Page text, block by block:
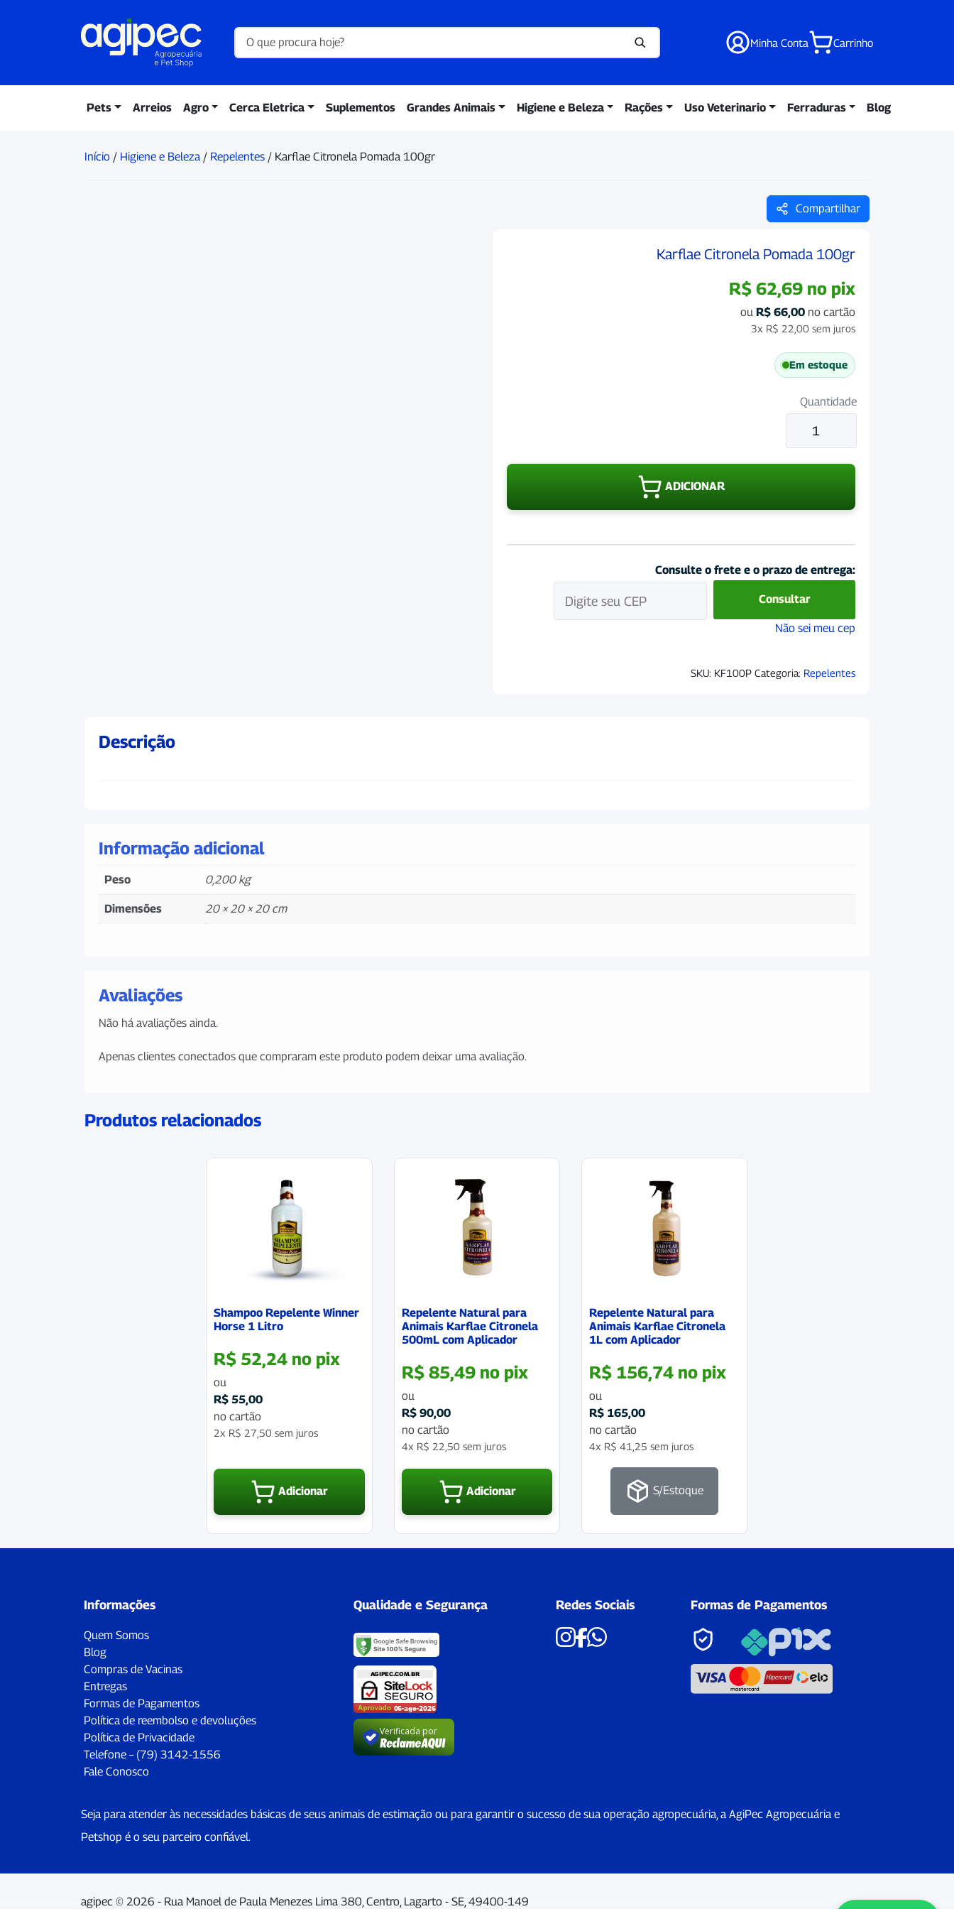
Minha Conta Carrinho
Pets Arreios Agro Cerca Eletrica Suplementos Grandes Animais Higiene e Beleza Rações Uso Veterinario Ferraduras Blog
Início / Higiene e Beleza / Repelentes / Karflae Citronela Pomada 100gr
Compartilhar
Karflae Citronela Pomada 100gr
R$ 62,69 no pix
ou R$ 66,00 no cartão
3x R$ 22,00 sem juros
Em estoque
Quantidade
Karflae
Citronela
Pomada
ADICIONAR
Consulte o frete e o prazo de entrega:
Consultar
Não sei meu cep
SKU: KF100P Categoria: Repelentes
Descrição
Informação adicional
Peso 0,200 kg
Dimensões 20 × 20 × 20 cm
Avaliações
Não há avaliações ainda.
Apenas clientes conectados que compraram este produto podem deixar uma avaliação.
Produtos relacionados
Shampoo Repelente Winner
Horse 1 Litro
R$ 52,24 no pix
ou
R$ 55,00
no cartão
2x R$ 27,50 sem juros
Adicionar
Repelente Natural para
Animais Karflae Citronela
500mL com Aplicador
R$85,49 no pix
ou
R$90,00
no cartão
4x R$ 22,50sem juros
Adicionar
Repelente Natural para
Animais Karflae Citronela
1L com Aplicador
R$ 156,74 no pix
ou
R$ 165,00
no cartão
4x R$ 41,25 sem juros
S/Estoque
Informações
Quem Somos
Blog
Compras de Vacinas
Entregas
Formas de Pagamentos
Política de reembolso e devoluções
Política de Privacidade
Telefone – (79) 3142-1556
Fale Conosco
Qualidade e Segurança
Verificada por
Redes Sociais Formas de Pagamentos
Seja para atender às necessidades básicas de seus animais de estimação ou para garantir o sucesso de sua operação agropecuária, a AgiPec Agropecuária e
Petshop é o seu parceiro confiável.
agipec © 2026 - Rua Manoel de Paula Menezes Lima 380, Centro, Lagarto - SE, 49400-149